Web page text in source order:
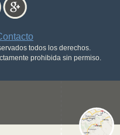
todos los derechos.
prohibida sin permiso.